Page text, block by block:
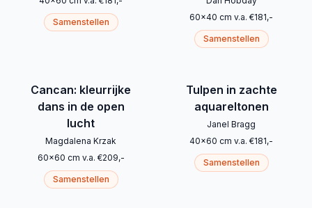
Samenstellen
60x40 cm v.a. €181,-
Samenstellen
Cancan: kleurrijke
dans in de open
lucht
Magdalena Krzak
60x60 cm v.a. €209,-
Samenstellen
Tulpen in zachte
aquareltonen
Janel Bragg
40x60 cm v.a. €181,-
Samenstellen